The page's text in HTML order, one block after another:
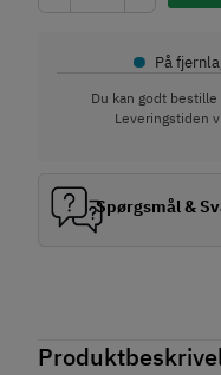
• På
Du kan godt
Leveringstiden
Spørgsmål &